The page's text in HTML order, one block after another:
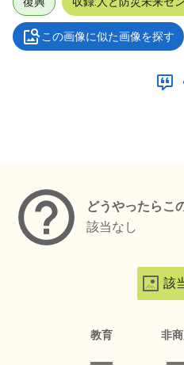
この画像に似た画像を探す
どうやったらこ
該当なし
該
教育 非